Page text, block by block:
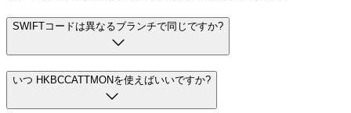
SWIFTコードは異なるブランチで同じですか?
いつ HKBCCATTMONを使えばいいですか?